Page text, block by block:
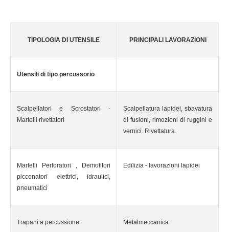
TIPOLOGIA DI UTENSILE PRINCIPALI LAVORAZIONI
Utensili di tipo percussorio
Scalpellatori e Scrostatori -
Martelli rivettatori
Scalpellatura lapidei, sbavatura
di fusioni, rimozioni di ruggini e
vernici. Rivettatura.
Martelli Perforatori , Demolitori
picconatori elettrici, idraulici,
pneumatici
Edilizia - lavorazioni lapidei
Trapani a percussione Metalmeccanica